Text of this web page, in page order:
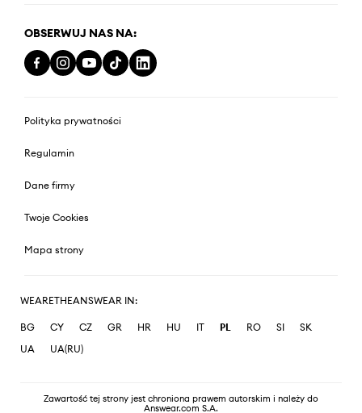
OBSERWUJ NAS NA:
Polityka prywatności
Regulamin
Dane firmy
Twoje Cookies
Mapa strony
WEARETHEANSWEAR IN:
BG CY CZ GR HR HU IT PL RO SI
SK
UA
UA(RU)
Zawartość tej strony jest chroniona prawem autorskim i należy do
Answear.com S.A.